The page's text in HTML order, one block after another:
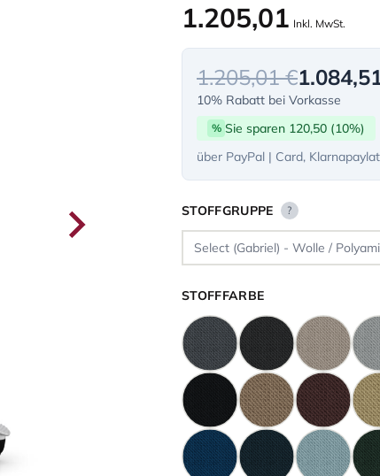
1.205,01 Inkl. MwSt.
1.205,01 €
10% Rabatt bei Vorkasse
% Sie sparen 120,50 (10%)
über PayPal | Card,
STOFFGRUPPE ?
STOFFFARBE